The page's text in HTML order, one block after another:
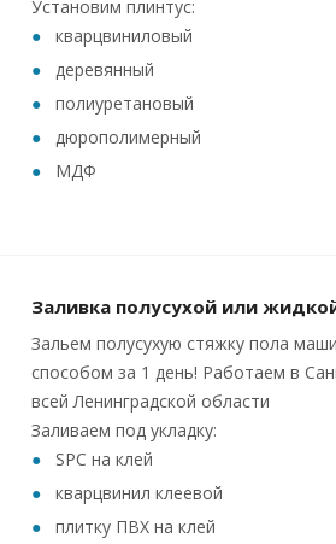
Установим плинтус:
кварцвиниловый
деревянный
полиуретановый
дюрополимерный
МДФ
Заливка полусухой или
Зальем полусухую стяжку пола
способом за 1 день! Работаем в
всей Ленинградской области
Заливаем под укладку:
SPC на клей
кварцвинил клеевой
плитку ПВХ на клей